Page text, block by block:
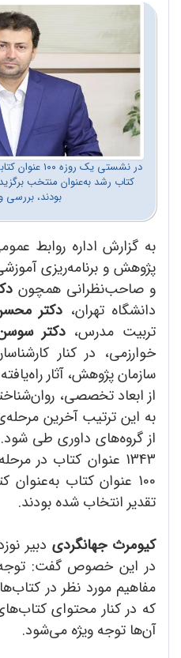
کتاب رشد به‌عنوان منتخب
بودند، بررسی
به گزارش اداره روابط
پژوهش و برنامه‌ریزی
و صاحب‌نظرانی همچون
دانشگاه تهران، دکتر
تربیت مدرس،دکتر
خوارزمی، در کنار
سازمان پژوهش، آثار
از ابعاد تخصصی،
به این ترتیب آخرین
از گروه‌های داوری طی شود.
1343 عنوان کتاب در
100 عنوان کتاب
تقدیر انتخاب شده بودند.
کیومرث جهانگردی دبیر
در این خصوص گفت: توجه
مفاهیم مورد نظر در
که در کنار محتوای
آن‌ها توجه ویژه می‌شود.